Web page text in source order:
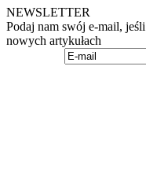
NEWSLETTER
Podaj nam swój e-mail,
nowych artykułach